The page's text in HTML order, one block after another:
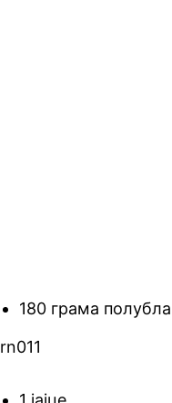
180 грама
rn011